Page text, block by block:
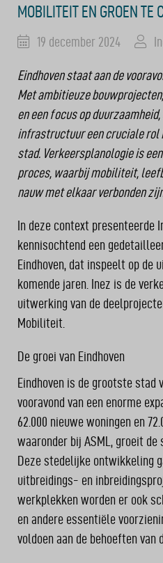
MOBILITEIT EN GROEN TE
19 december 2024
Eindhoven staat aan de
Met ambitieuze
en een focus op
infrastructuur een cruciale rol
stad. Verkeersplanologie is
proces, waarbij mobiliteit,
nauw met elkaar verbonden
In deze context presenteerde
kennisochtend een
Eindhoven, dat inspeelt op de
komende jaren. Inez is de
uitwerking van de
Mobiliteit.
De groei van Eindhoven
Eindhoven is de grootste stad
vooravond van een enorme
62.000 nieuwe woningen en
waaronder bij ASML, groeit de
Deze stedelijke ontwikkeling
uitbreidings- en
werkplekken worden er ook
en andere essentiële
voldoen aan de behoeften van